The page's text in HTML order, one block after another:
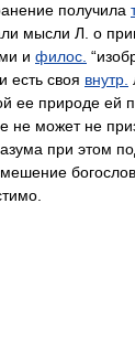
получила
мысли Л. о
и филос.
есть своя внутр.
ее природе ей
не может не
при этом